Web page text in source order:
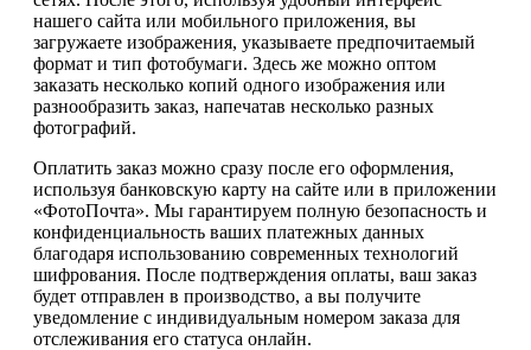
нашего сайта или мобильного приложения, вы
загружаете изображения, указываете предпочитаемый
формат и тип фотобумаги. Здесь же можно оптом
заказать несколько копий одного изображения или
разнообразить заказ, напечатав несколько разных
фотографий.
Оплатить заказ можно сразу после его оформления,
используя банковскую карту на сайте или в приложении
«ФотоПочта». Мы гарантируем полную безопасность и
конфиденциальность ваших платежных данных
благодаря использованию современных технологий
шифрования. После подтверждения оплаты, ваш заказ
будет отправлен в производство, а вы получите
уведомление с индивидуальным номером заказа для
отслеживания его статуса онлайн.